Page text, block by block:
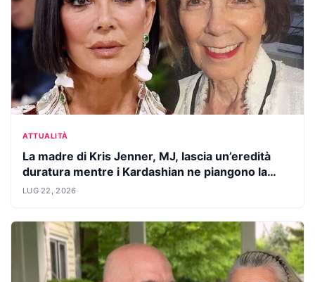
ATTUALITÀ
La madre di Kris Jenner, MJ, lascia un’eredità
duratura mentre i Kardashian ne piangono la
scomparsa
LUG 22, 2026